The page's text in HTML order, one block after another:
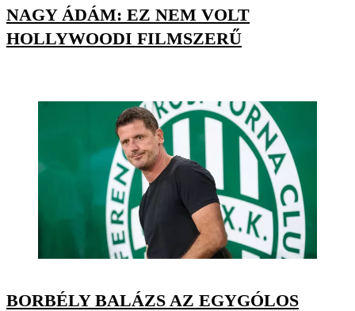
NAGY ÁDÁM: EZ NEM VOLT
HOLLYWOODI FILMSZERŰ
BORBÉLY BALÁZS AZ EGYGÓLOS